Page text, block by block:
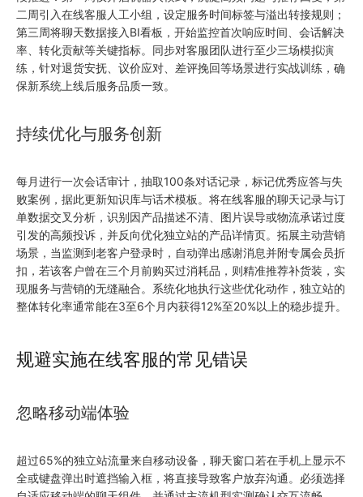
二周引入在线客服人工小组，设定服务时间标签与溢出转接规则；
第三周将聊天数据接入BI看板，开始监控首次响应时间、会话解决
率、转化贡献等关键指标。同步对客服团队进行至少三场模拟演
练，针对退货安抚、议价应对、差评挽回等场景进行实战训练，确
保新系统上线后服务品质一致。
持续优化与服务创新
每月进行一次会话审计，抽取100条对话记录，标记优秀应答与失
败案例，据此更新知识库与话术模板。将在线客服的聊天记录与订
单数据交叉分析，识别因产品描述不清、图片误导或物流承诺过度
引发的高频投诉，并反向优化独立站的产品详情页。拓展主动营销
场景，当监测到老客户登录时，自动弹出感谢消息并附专属会员折
扣，若该客户曾在三个月前购买过消耗品，则精准推荐补货装，实
现服务与营销的无缝融合。系统化地执行这些优化动作，独立站的
整体转化率通常能在3至6个月内获得12%至20%以上的稳步提升。
规避实施在线客服的常见错误
忽略移动端体验
超过65%的独立站流量来自移动设备，聊天窗口若在手机上显示不
全或键盘弹出时遮挡输入框，将直接导致客户放弃沟通。必须选择